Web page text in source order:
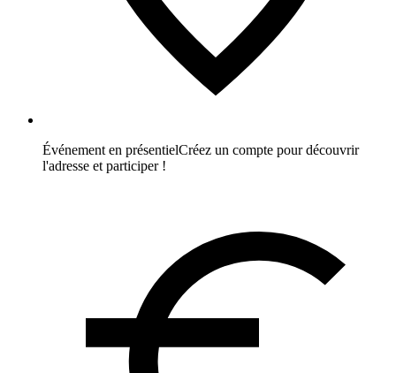
Événement en présentielCréez un compte pour découvrir
l'adresse et participer !